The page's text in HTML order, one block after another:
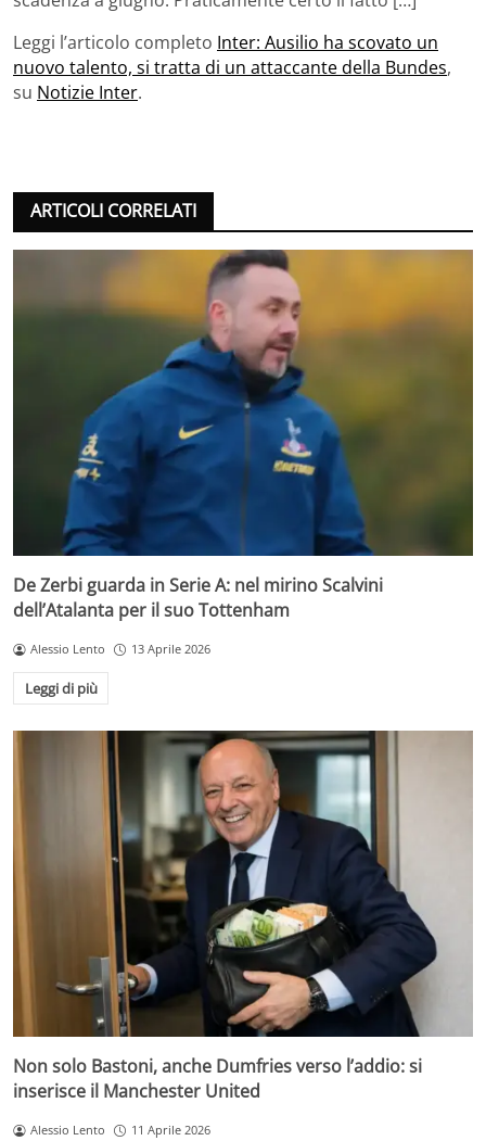
Leggi l’articolo completo Inter: Ausilio ha scovato un
nuovo talento, si tratta di un attaccante della Bundes,
su Notizie Inter.
ARTICOLI CORRELATI
De Zerbi guarda in Serie A: nel mirino Scalvini
dell’Atalanta per il suo Tottenham
Alessio Lento 13 Aprile 2026
Leggi di più
Non solo Bastoni, anche Dumfries verso l’addio: si
inserisce il Manchester United
Alessio Lento 11 Aprile 2026